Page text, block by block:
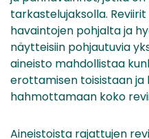
tarkastelujaksolla.
havaintojen pohjalta ja
näytteisiin pohjautuvia
aineisto mahdollistaa
erottamisen toisistaan
hahmottamaan koko
Aineistoista rajattujen